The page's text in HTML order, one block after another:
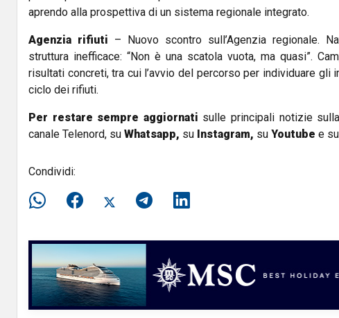
aprendo alla prospettiva di un sistema regionale integrato.
Agenzia rifiuti – Nuovo scontro sull’Agenzia regionale.
struttura inefficace: “Non è una scatola vuota, ma quasi”.
risultati concreti, tra cui l’avvio del percorso per individuare gli
ciclo dei rifiuti.
Per restare sempre aggiornati sulle principali notizie
canale Telenord, su Whatsapp, su Instagram, su Youtube e su
Condividi: